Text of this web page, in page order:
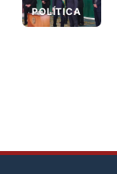
POLÍTICA